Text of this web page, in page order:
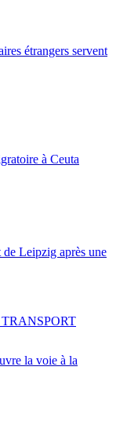
étrangers servent
à Ceuta
Leipzig après une
la voie à la